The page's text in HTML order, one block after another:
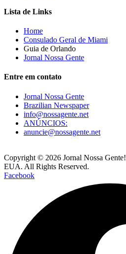
Lista de Links
Home
Consulado Geral de Miami
Guia de Orlando
Jornal Nossa Gente
Entre em contato
Jornal Nossa Gente
Brazilian Newspaper
info@nossagente.net
ANÚNCIOS:
anuncie@nossagente.net
Copyright © 2026 Jornal Nossa
EUA. All Rights Reserved.
Facebook